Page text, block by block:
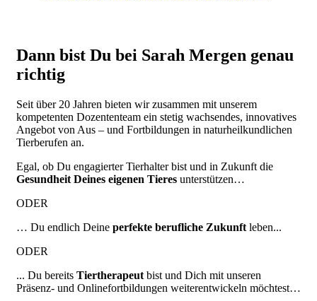
Dann bist Du bei Sarah Mergen genau
richtig
Seit über 20 Jahren bieten wir zusammen mit unserem
kompetenten Dozententeam ein stetig wachsendes, innovatives
Angebot von Aus – und Fortbildungen in naturheilkundlichen
Tierberufen an.
Egal, ob Du engagierter Tierhalter bist und in Zukunft die
Gesundheit Deines eigenen Tieres unterstützen…
ODER
… Du endlich Deine perfekte berufliche Zukunft leben...
ODER
... Du bereits Tiertherapeut bist und Dich mit unseren
Präsenz- und Onlinefortbildungen weiterentwickeln möchtest…